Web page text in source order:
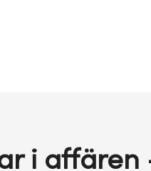
i affären